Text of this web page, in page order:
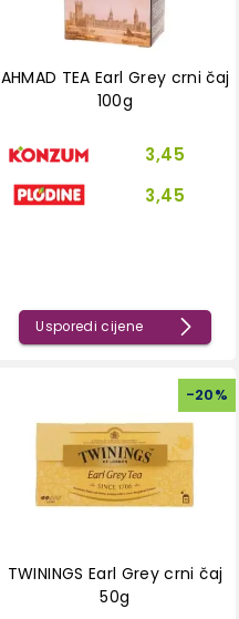
AHMAD TEA Earl Grey crni čaj
100g
3,45
3,45
Usporedi cijene
-20%
TWININGS Earl Grey crni čaj
50g